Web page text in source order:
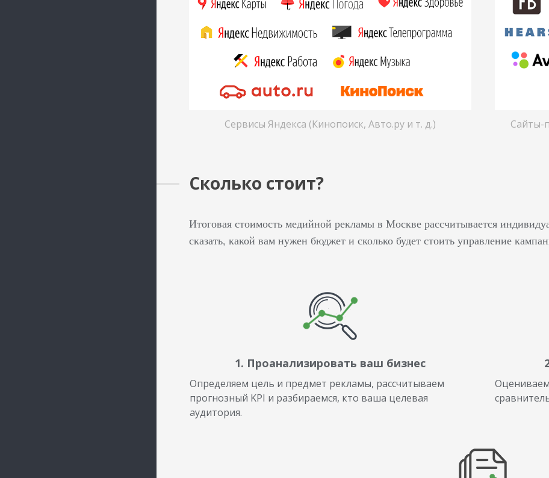
Сервисы Яндекса (Кинопоиск, Авто.ру и т. д.)
Сайты-
Сколько стоит?
Итоговая стоимость медийной рекламы в Москве рассчитывается
сказать, какой вам нужен бюджет и сколько будет стоить управление
1. Проанализировать ваш бизнес
Определяем цель и предмет рекламы, рассчитываем
прогнозный KPI и разбираемся, кто ваша целевая
аудитория.